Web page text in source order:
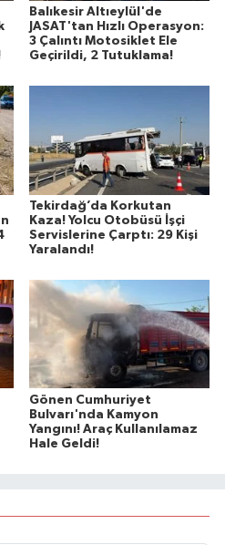
Balıkesir Altıeylül'de
JASAT'tan Hızlı Operasyon:
3 Çalıntı Motosiklet Ele
Geçirildi, 2 Tutuklama!
Tekirdağ’da Korkutan
Kaza! Yolcu Otobüsü İşçi
Servislerine Çarptı: 29 Kişi
Yaralandı!
Gönen Cumhuriyet
Bulvarı'nda Kamyon
Yangını! Araç Kullanılamaz
Hale Geldi!